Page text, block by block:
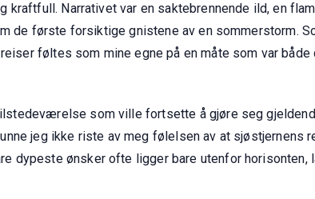
Narrativet var en saktebrennende ild, en
de første forsiktige gnistene av en sommerstorm.
føltes som mine egne på en måte som var
som ville fortsette å gjøre seg
jeg ikke riste av meg følelsen av at sjøstjernens
dypeste ønsker ofte ligger bare utenfor